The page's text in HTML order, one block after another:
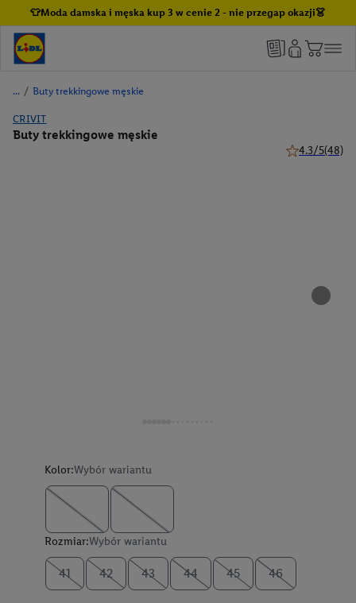
👕Moda damska i męska kup 3 w cenie 2 - nie przegap okazji👗
/ Buty trekkingowe męskie
CRIVIT
Buty trekkingowe męskie
4.3/5(48)
Kolor:Wybór wariantu
Rozmiar:Wybór wariantu
41 42 43 44 45 46